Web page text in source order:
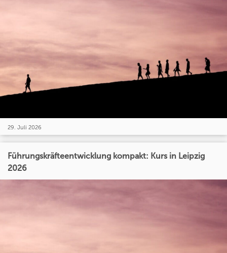
29. Juli 2026
Führungskräfteentwicklung kompakt: Kurs in Leipzig
2026